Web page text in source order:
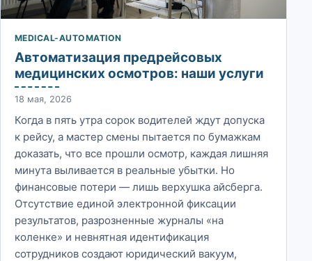
MEDICAL-AUTOMATION
Автоматизация предрейсовых
медицинских осмотров: наши услуги
18 мая, 2026
Когда в пять утра сорок водителей ждут допуска
к рейсу, а мастер смены пытается по бумажкам
доказать, что все прошли осмотр, каждая лишняя
минута выливается в реальные убытки. Но
финансовые потери — лишь верхушка айсберга.
Отсутствие единой электронной фиксации
результатов, разрозненные журналы «на
коленке» и невнятная идентификация
сотрудников создают юридический вакуум,